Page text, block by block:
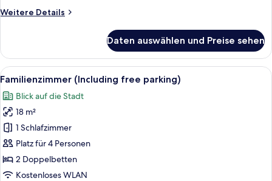
anzeigen
Weitere Details
Weitere
Dreibettzimmer
(Including
free
Daten auswählen und Preise sehen
Alle
Fotos
für
Familienzimmer
(Including
free
parking)
anzeigen
Ein Hotelzimmer mit zwei Betten,
14
Familienzimmer (Including free parking)
Blick auf die Stadt
18 m²
1 Schlafzimmer
Platz für 4 Personen
2 Doppelbetten
Kostenloses WLAN